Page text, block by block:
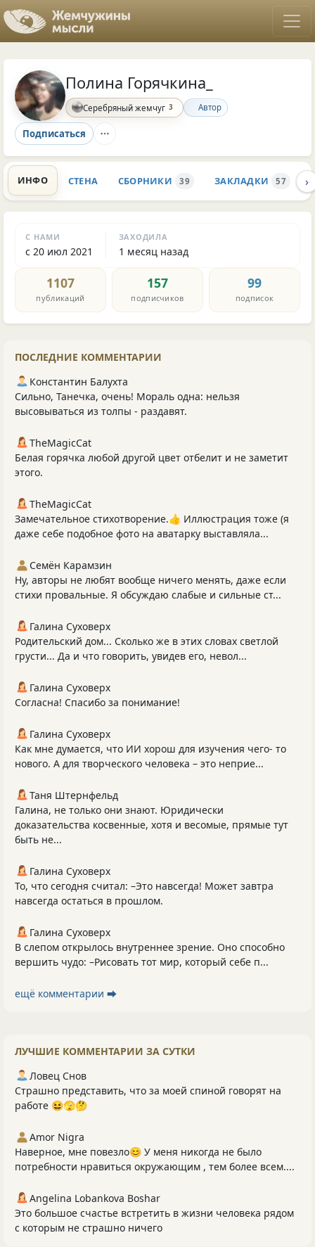
Полина Горячкина_
Серебряный жемчуг 3 Автор
Подписаться
ИНФО СТЕНА СБОРНИКИ 39 ЗАКЛАДКИ 57 ›
С НАМИ
с 20 июл 2021
ЗАХОДИЛА
1 месяц назад
1107
публикаций
157
подписчиков
99
подписок
ПОСЛЕДНИЕ КОММЕНТАРИИ
Константин Балухта
Сильно, Танечка, очень! Мораль одна: нельзя
высовываться из толпы - раздавят.
TheMagicCat
Белая горячка любой другой цвет отбелит и не заметит
этого.
TheMagicCat
Замечательное стихотворение.👍 Иллюстрация тоже (я
даже себе подобное фото на аватарку выставляла...
Семён Карамзин
Ну, авторы не любят вообще ничего менять, даже если
стихи провальные. Я обсуждаю слабые и сильные ст...
Галина Суховерх
Родительский дом... Сколько же в этих словах светлой
грусти... Да и что говорить, увидев его, невол...
Галина Суховерх
Согласна! Спасибо за понимание!
Галина Суховерх
Как мне думается, что ИИ хорош для изучения чего- то
нового. А для творческого человека – это неприе...
Таня Штернфельд
Галина, не только они знают. Юридически
доказательства косвенные, хотя и весомые, прямые тут
быть не...
Галина Суховерх
То, что сегодня считал: –Это навсегда! Может завтра
навсегда остаться в прошлом.
Галина Суховерх
В слепом открылось внутреннее зрение. Оно способно
вершить чудо: –Рисовать тот мир, который себе п...
ещё комментарии ⮕
ЛУЧШИЕ КОММЕНТАРИИ ЗА СУТКИ
Ловец Снов
Страшно представить, что за моей спиной говорят на
работе 😆🫣🤔
Amor Nigra
Наверное, мне повезло😊 У меня никогда не было
потребности нравиться окружающим , тем более всем....
Angelina Lobankova Boshar
Это большое счастье встретить в жизни человека рядом
с которым не страшно ничего